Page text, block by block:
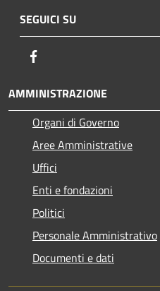
SEGUICI SU
AMMINISTRAZIONE
Organi di Governo
Aree Amministrative
Uffici
Enti e fondazioni
Politici
Personale Amministrativo
Documenti e dati